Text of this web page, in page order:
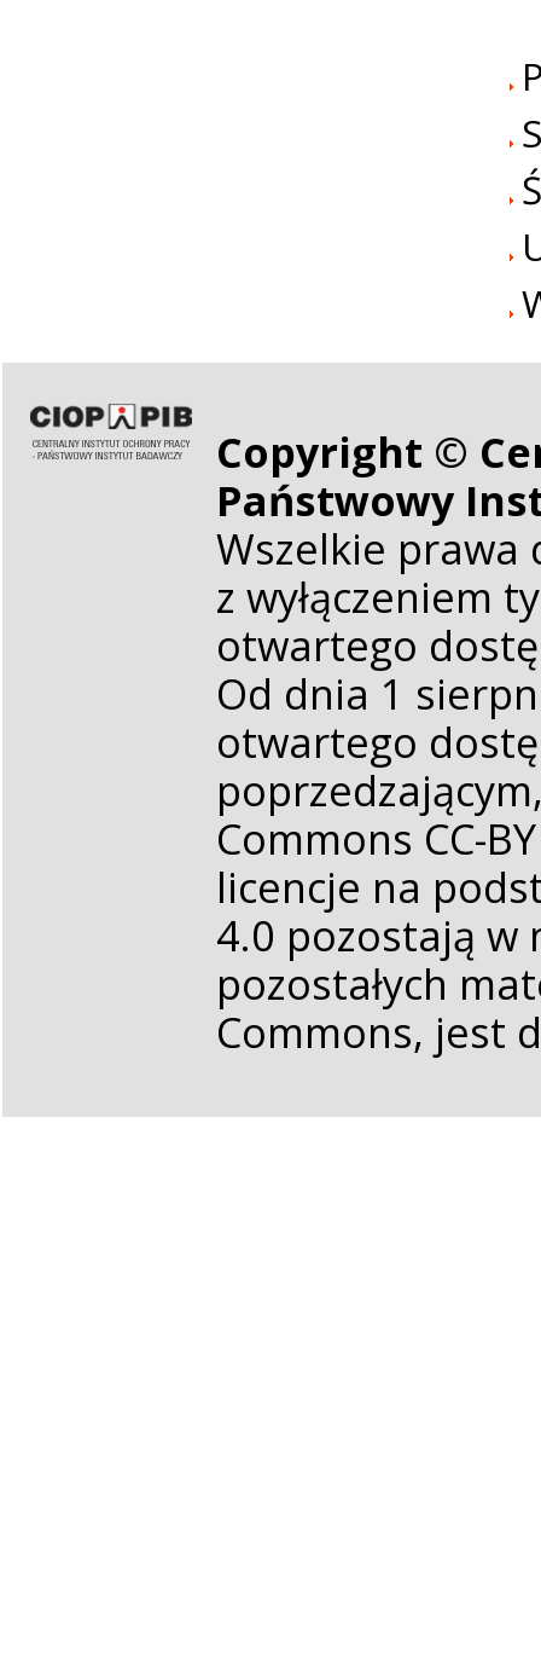
Copyright ©
Państwowy
Wszelkie prawa
z wyłączeniem
otwartego
Od dnia 1
otwartego
Commons CC-
licencje na
4.0 pozostają w
pozostałych
Commons, jest